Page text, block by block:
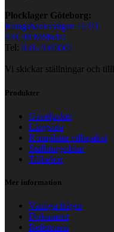
Plocklager Göteborg:
Kungsbackavägen 152D
431 90 Mölndal
Tel: 031-7605005
Vi skickar ställningar och
Produkter
Gavelpaket
Långsida
Kompletta villapaket
Ställningsdelar
Tillbehör
Mer information
Vanliga frågor
Dokument
Referenser